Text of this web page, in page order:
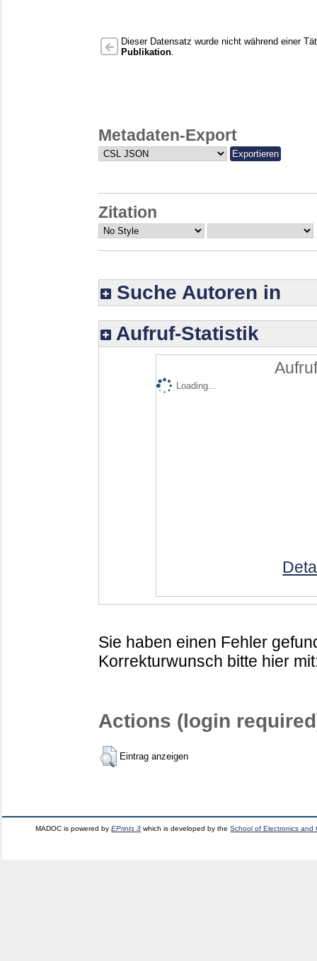
Dieser Datensatz wurde nicht während einer
Publikation
Metadaten-Export
Zitation
Suche Autoren in
Aufruf-Statistik
Loading...
Sie haben einen Fehler
Korrekturwunsch bitte hier
Actions (login
Eintrag anzeigen
MADOC is powered byEPrints 3 which is developed by theSchool of Electronics and